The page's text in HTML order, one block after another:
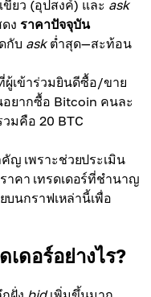
ขียว (อุปสงค์) และ ask
ง ราคาปัจจุบัน
กับ askต่ำสุด—สะท้อน
เข้าร่วมยินดีซื้อ/ขาย
ยากซื้อ Bitcoin คนละ
มคือ 20 BTC
ญ เพราะช่วยประเมิน
าคา เทรดเดอร์ที่ชำนาญ
บนกราฟเหล่านี้เพื่อ
ดอร์อย่างไร?